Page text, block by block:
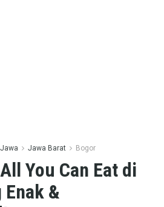
Jawa Jawa Barat Bogor
You Can Eat di
&